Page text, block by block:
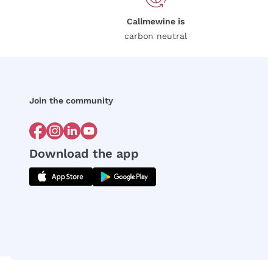
Callmewine is
carbon neutral
Join the community
Download the app